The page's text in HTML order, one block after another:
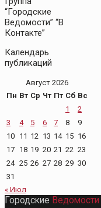
“Городские
Ведомости” “В
Контакте”
Календарь
публикаций
Август 2026
Пн Вт Ср Чт Пт Сб Вс
1
2
3
4 5 6 7 8
9
10 11 12 13 14 15 16
17 18 19 20 21 22 23
24 25 26 27 28 29 30
31
« Июл
Городские Ведомости